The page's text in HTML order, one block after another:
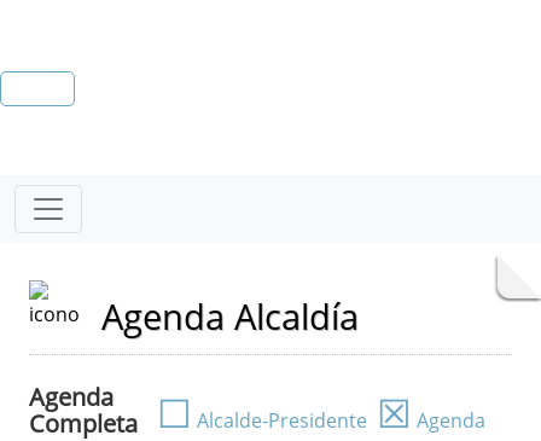
Agenda Alcaldía
Agenda
Completa
☐ Alcalde-Presidente ☒ Agenda